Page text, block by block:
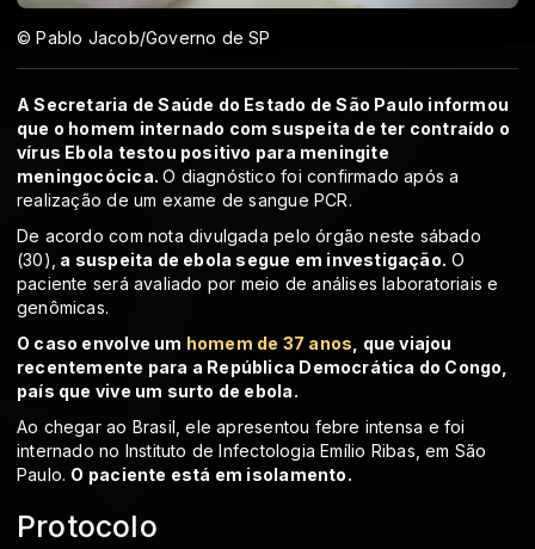
© Pablo Jacob/Governo de SP
A Secretaria de Saúde do Estado de São Paulo informou
que o homem internado com suspeita de ter contraído o
vírus Ebola testou positivo para meningite
meningocócica.O diagnóstico foi confirmado após a
realização de um exame de sangue PCR.
De acordo com nota divulgada pelo órgão neste sábado
(30), a suspeita de ebola segue em investigação. O
paciente será avaliado por meio de análises laboratoriais e
genômicas.
O caso envolve um homem de 37 anos , que viajou
recentemente para a República Democrática do Congo,
país que vive um surto de ebola.
Ao chegar ao Brasil, ele apresentou febre intensa e foi
internado no Instituto de Infectologia Emílio Ribas, em São
Paulo. O paciente está em isolamento.
Protocolo